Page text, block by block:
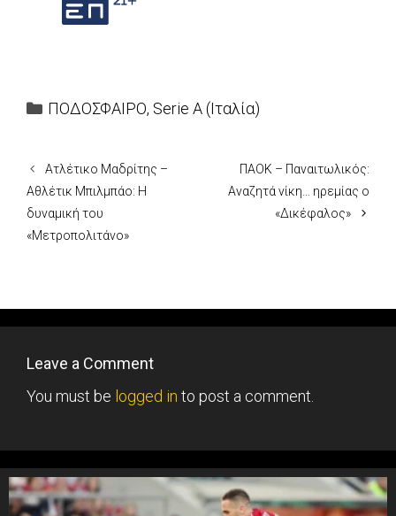
Categories
ΠΟΔΟΣΦΑΙΡΟ, Serie A (Ιταλία)
Ατλέτικο Μαδρίτης –
Αθλέτικ Μπιλμπάο: Η
δυναμική του
«Μετροπολιτάνο»
ΠΑΟΚ – Παναιτωλικός:
Αναζητά νίκη… ηρεμίας ο
«Δικέφαλος»
Leave a Comment
You must be logged in to post a comment.